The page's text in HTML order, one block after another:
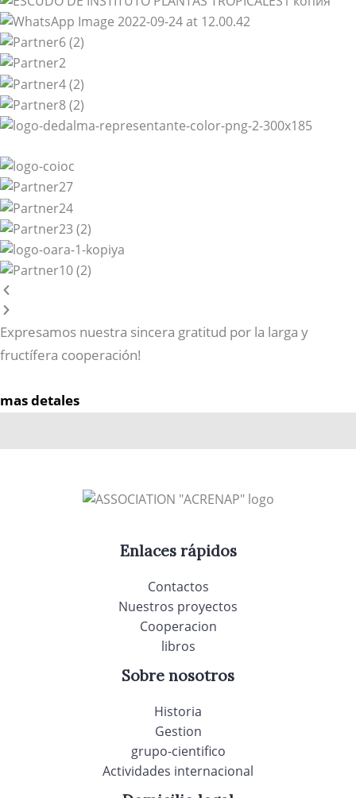
Expresamos nuestra sincera gratitud por la larga y
fructífera cooperación!
mas detales
Enlaces rápidos
Contactos
Nuestros proyectos
Cooperacion
libros
Sobre nosotros
Historia
Gestion
grupo-cientifico
Actividades internacional